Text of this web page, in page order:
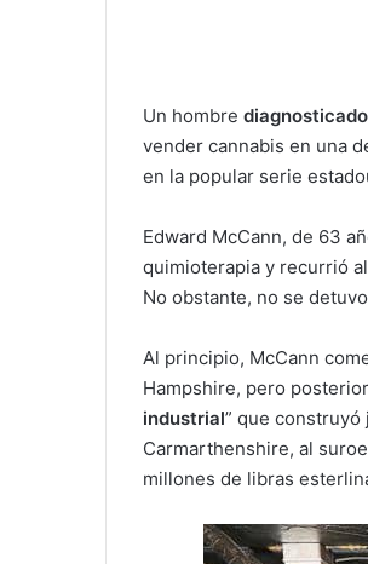
Un hombre
vender cannabis en una
en la popular serie
Edward McCann, de 63
quimioterapia y recurrió
No obstante, no se
Al principio, McCann
Hampshire, pero
industrial” que construyó
Carmarthenshire, al
millones de libras